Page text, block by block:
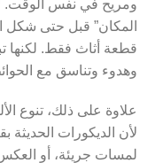
ومريح في نفس الوقت.
المكان” قبل حتى شكل
قطعة أثاث فقط. لكنها
وهدوء وتناسق مع
لأن الديكورات الحديثة
لمسات جريئة، أو